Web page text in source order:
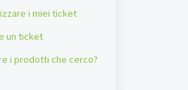
i miei ticket
un ticket
i prodotti che cerco?